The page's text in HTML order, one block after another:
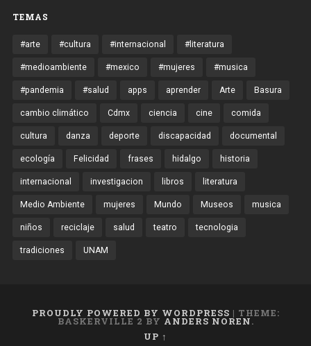
TEMAS
#arte #cultura #internacional #literatura
#medioambiente #mexico #mujeres #musica
#pandemia #salud apps aprender Arte Basura
cambio climático Cdmx ciencia cine comida
cultura danza deporte discapacidad documental
ecología Felicidad frases hidalgo historia
internacional investigacion libros literatura
Medio Ambiente mujeres Mundo Museos musica
niños reciclaje salud teatro tecnologia
tradiciones UNAM
PROUDLY POWERED BY WORDPRESS | THEME:
BASKERVILLE 2 BY ANDERS NOREN.
UP ↑